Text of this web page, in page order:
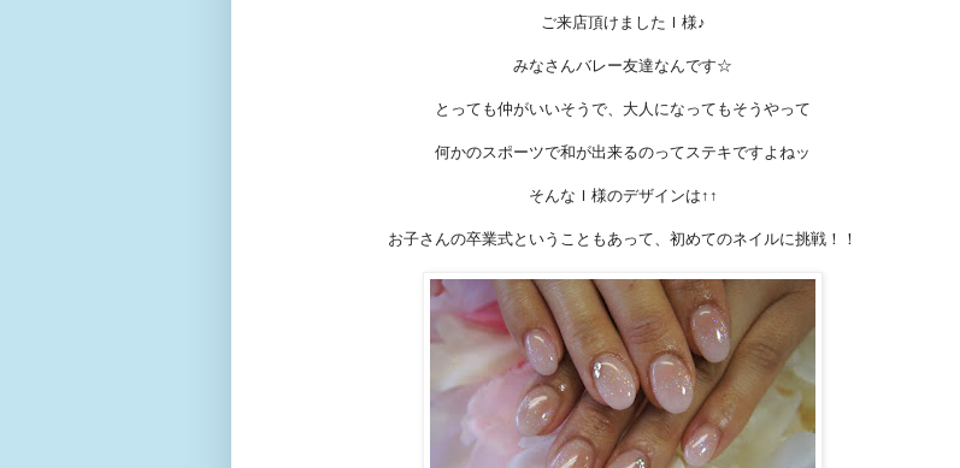
ご来店頂けましたＩ様♪
みなさんバレー友達なんです☆
とっても仲がいいそうで、大人になってもそうやって
何かのスポーツで和が出来るのってステキですよねッ
そんなＩ様のデザインは↑↑
お子さんの卒業式ということもあって、初めてのネイルに挑戦！！